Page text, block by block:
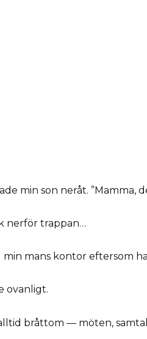
min son neråt. ”Mamma,
nerför trappan…
min mans kontor eftersom
ovanligt.
bråttom — möten,